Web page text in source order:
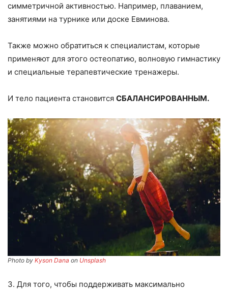
симметричной активностью. Например, плаванием,
занятиями на турнике или доске Евминова.
Также можно обратиться к специалистам, которые
применяют для этого остеопатию, волновую гимнастику
и специальные терапевтические тренажеры.
И тело пациента становится СБАЛАНСИРОВАННЫМ.
Photo by Kyson Dana on Unsplash
3. Для того, чтобы поддерживать максимально